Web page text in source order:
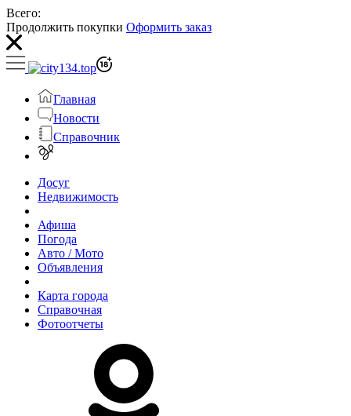
Всего:
Продолжить покупки Оформить заказ
Главная
Новости
Справочник
Досуг
Недвижимость
Афиша
Погода
Авто / Мото
Объявления
Карта города
Справочная
Фотоотчеты